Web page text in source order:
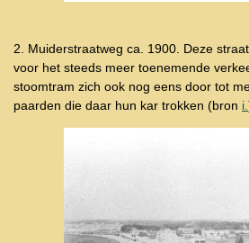
2. Muiderstraatweg ca. 1900. Deze
voor het steeds meer toenemende
stoomtram zich ook nog eens door tot
paarden die daar hun kar trokken (bron i.